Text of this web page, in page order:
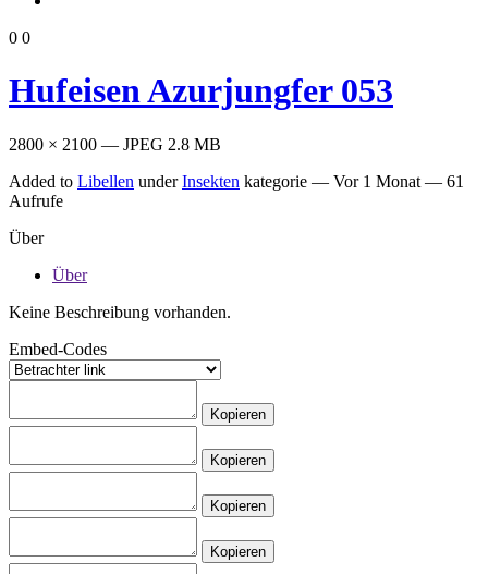
0 0
Hufeisen Azurjungfer 053
2800 × 2100 — JPEG 2.8 MB
Added to Libellen underInsekten kategorie — Vor 1 Monat — 61
Aufrufe
Über
Über
Keine Beschreibung vorhanden.
Embed-Codes
Kopieren
Kopieren
Kopieren
Kopieren